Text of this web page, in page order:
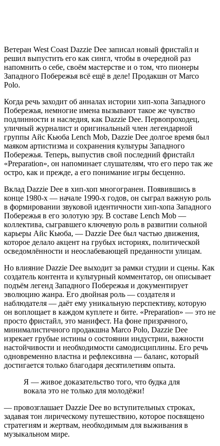
Ветеран West Coast Dazzie Dee записал новый фристайл и
решил выпустить его как сингл, чтобы в очередной раз
напомнить о себе, своём мастерстве и о том, что пионеры
Западного Побережья всё ещё в деле! Продакшн от Marco
Polo.
Когда речь заходит об анналах истории хип-хопа Западного
Побережья, немногие имена вызывают такое же чувство
подлинности и наследия, как Dazzie Dee. Первопроходец,
уличный журналист и оригинальный член легендарной
группы Айс Кьюба Lench Mob, Dazzie Dee долгое время был
маяком артистизма и сохранения культуры Западного
Побережья. Теперь, выпустив свой последний фристайл
«Preparation», он напоминает слушателям, что его перо так же
остро, как и прежде, а его понимание игры бесценно.
Вклад Dazzie Dee в хип-хоп многогранен. Появившись в
конце 1980-х — начале 1990-х годов, он сыграл важную роль
в формировании звуковой идентичности хип-хопа Западного
Побережья в его золотую эру. В составе Lench Mob —
коллектива, сыгравшего ключевую роль в развитии сольной
карьеры Айс Кьюба, — Dazzie Dee был частью движения,
которое делало акцент на грубых историях, политической
осведомлённости и неослабевающей преданности улицам.
Но влияние Dazzie Dee выходит за рамки студии и сцены. Как
создатель контента и культурный комментатор, он описывает
подъём легенд Западного Побережья и документирует
эволюцию жанра. Его двойная роль — создателя и
наблюдателя — даёт ему уникальную перспективу, которую
он воплощает в каждом куплете и бите. «Preparation» — это не
просто фристайл, это манифест. На фоне призрачного,
минималистичного продакшна Marco Polo, Dazzie Dee
изрекает грубые истины о состоянии индустрии, важности
настойчивости и необходимости самодисциплины. Его речь
одновременно властна и рефлексивна — баланс, который
достигается только благодаря десятилетиям опыта.
Я — живое доказательство того, что будка для
вокала это не только для молодёжи!
— провозглашает Dazzie Dee во вступительных строках,
задавая тон лирическому путешествию, которое посвящено
стратегиям и жертвам, необходимым для выживания в
музыкальном мире.